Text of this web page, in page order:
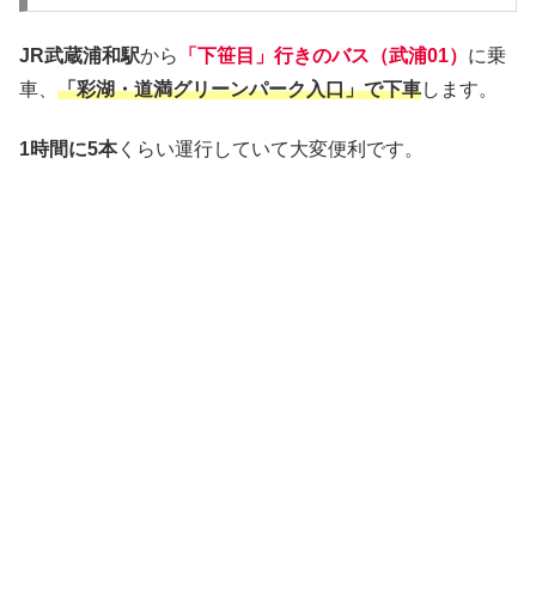
JR武蔵浦和駅から 「下笹目」行きのバス（武浦01） に乗
車、 「彩湖・道満グリーンパーク入口」で下車します。
1時間に5本くらい運行していて大変便利です。